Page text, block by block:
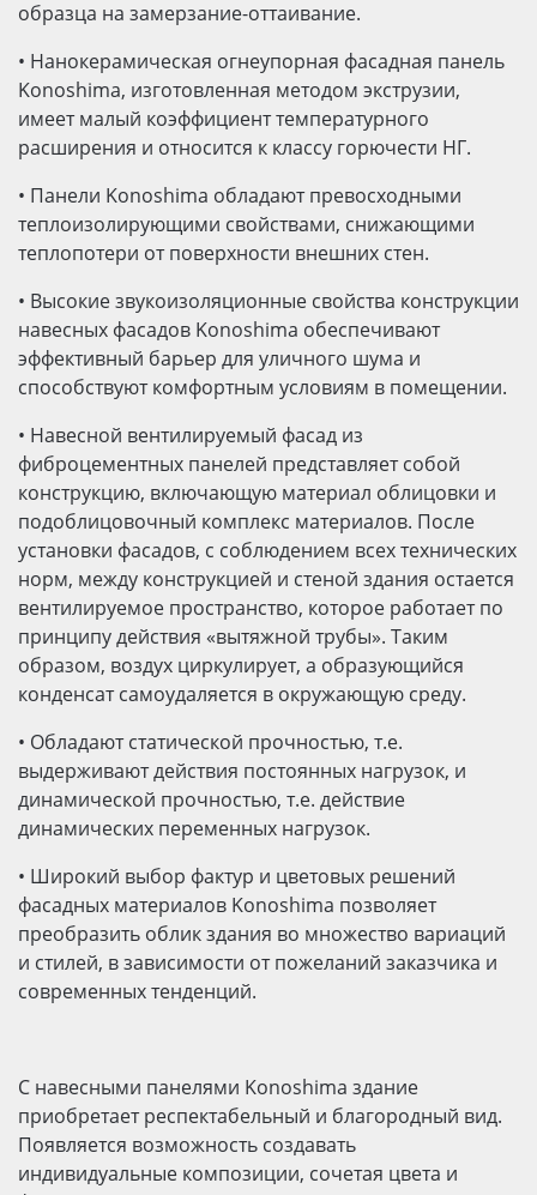
образца на замерзание-оттаивание.
• Нанокерамическая огнеупорная фасадная панель
Konoshima, изготовленная методом экструзии,
имеет малый коэффициент температурного
расширения и относится к классу горючести НГ.
• Панели Konoshima обладают превосходными
теплоизолирующими свойствами, снижающими
теплопотери от поверхности внешних стен.
• Высокие звукоизоляционные свойства конструкции
навесных фасадов Konoshima обеспечивают
эффективный барьер для уличного шума и
способствуют комфортным условиям в помещении.
• Навесной вентилируемый фасад из
фиброцементных панелей представляет собой
конструкцию, включающую материал облицовки и
подоблицовочный комплекс материалов. После
установки фасадов, с соблюдением всех технических
норм, между конструкцией и стеной здания остается
вентилируемое пространство, которое работает по
принципу действия «вытяжной трубы». Таким
образом, воздух циркулирует, а образующийся
конденсат самоудаляется в окружающую среду.
• Обладают статической прочностью, т.е.
выдерживают действия постоянных нагрузок, и
динамической прочностью, т.е. действие
динамических переменных нагрузок.
• Широкий выбор фактур и цветовых решений
фасадных материалов Konoshima позволяет
преобразить облик здания во множество вариаций
и стилей, в зависимости от пожеланий заказчика и
современных тенденций.
С навесными панелями Konoshima здание
приобретает респектабельный и благородный вид.
Появляется возможность создавать
индивидуальные композиции, сочетая цвета и